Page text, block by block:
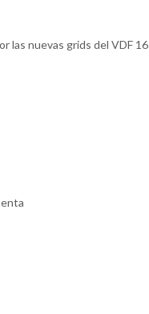
las nuevas grids del VDF 16